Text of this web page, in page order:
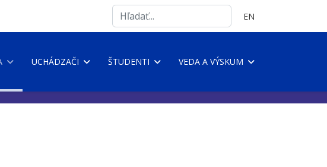
Search
...
Vyberte váš jazyk
EN
UCHÁDZAČI ŠTUDENTI VEDA A VÝSKUM